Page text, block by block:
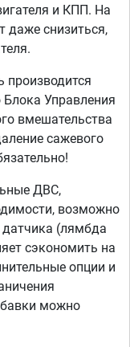
и КПП. На
даже снизиться,
производится
Управления
вмешательства
сажевого
ДВС,
возможно
датчика (лямбда
сэкономить на
опции и
можно